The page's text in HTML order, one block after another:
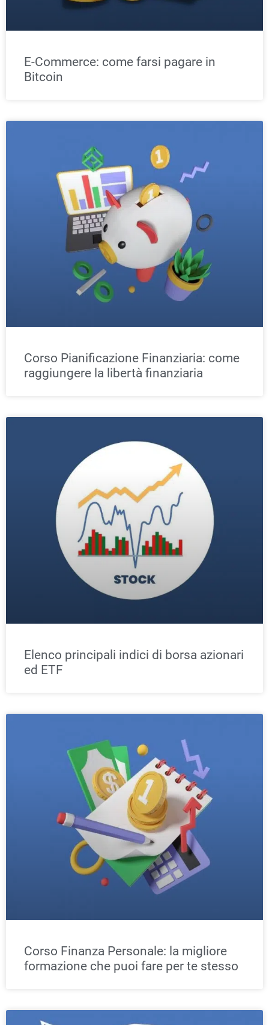
E-Commerce: come farsi pagare in
Bitcoin
Corso Pianificazione Finanziaria: come
raggiungere la libertà finanziaria
Elenco principali indici di borsa azionari
ed ETF
Corso Finanza Personale: la migliore
formazione che puoi fare per te stesso